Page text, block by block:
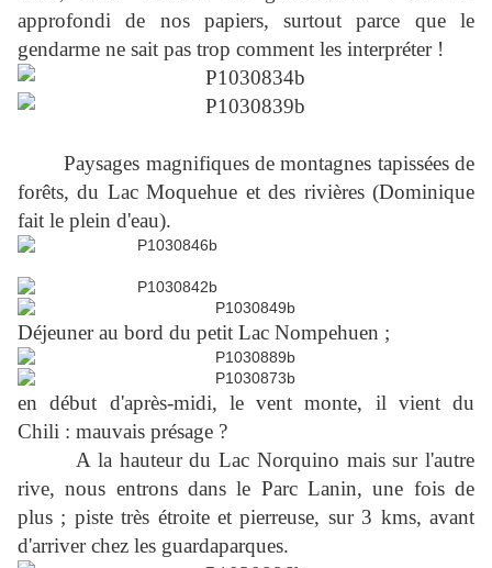
approfondi de nos papiers, surtout parce que le
gendarme ne sait pas trop comment les interpréter !
Paysages magnifiques de montagnes tapissées de
forêts, du Lac Moquehue et des rivières (Dominique
fait le plein d'eau).
Déjeuner au bord du petit Lac Nompehuen ;
en début d'après-midi, le vent monte, il vient du
Chili : mauvais présage ?
A la hauteur du Lac Norquino mais sur l'autre
rive, nous entrons dans le Parc Lanin, une fois de
plus ; piste très étroite et pierreuse, sur 3 kms, avant
d'arriver chez les guardaparques.